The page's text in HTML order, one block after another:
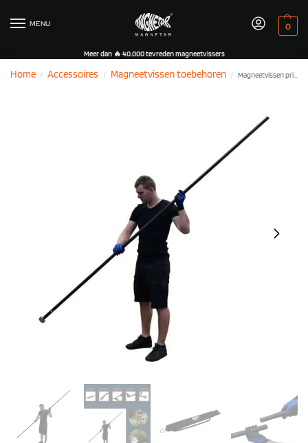
MENU 0
Meer dan 🔥 40.000 tevreden magneetvissers
Home / Accessoires / Magneetvissen toebehoren / Magneetvissen prikstok 2 Meter